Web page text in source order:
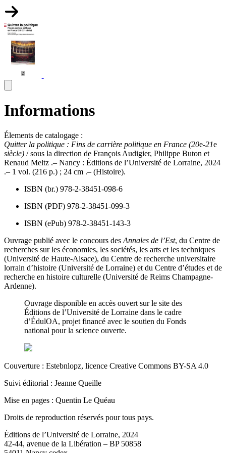
Informations
Élements de catalogage :
Quitter la politique : Fins de carrière politique en France (20e-21e
siècle) / sous la direction de François Audigier, Philippe Buton et
Renaud Meltz .– Nancy : Éditions de l’Université de Lorraine, 2024
.– 1 vol. (216 p.) ; 24 cm .– (Histoire).
ISBN (br.) 978-2-38451-098-6
ISBN (PDF) 978-2-38451-099-3
ISBN (ePub) 978-2-38451-143-3
Ouvrage publié avec le concours des Annales de l’Est, du Centre de
recherches sur les économies, les sociétés, les arts et les techniques
(Université de Haute-Alsace), du Centre de recherche universitaire
lorrain d’histoire (Université de Lorraine) et du Centre d’études et de
recherche en histoire culturelle (Université de Reims Champagne-
Ardenne).
Ouvrage disponible en accès ouvert sur le site des
Éditions de l’Université de Lorraine dans le cadre
d’ÉdulOA, projet financé avec le soutien du Fonds
national pour la science ouverte.
Couverture : Estebnlopz, licence Creative Commons BY-SA 4.0
Suivi éditorial : Jeanne Queille
Mise en pages : Quentin Le Quéau
Droits de reproduction réservés pour tous pays.
Éditions de l’Université de Lorraine, 2024
42-44, avenue de la Libération – BP 50858